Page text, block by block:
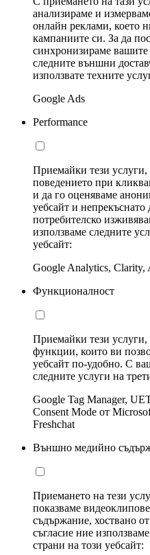
анализираме и
онлайн реклами, което
кампаниите си. За да
синхронизираме
следните външни
използвате техните
Google Ads
Performance
Приемайки тези
поведението при
и да го оценяваме
уебсайт и
потребителско
използваме следните
уебсайт:
Google Analytics, Clarity,
Функционалност
Приемайки тези
функции, които ви
уебсайт по-удобно. С
следните услуги на
Google Tag Manager,
Consent Mode от
Freshchat
Външно медийно
Приемането на тези
показваме
съдържание, хоствано
съгласие ние
страни на този уебсайт: